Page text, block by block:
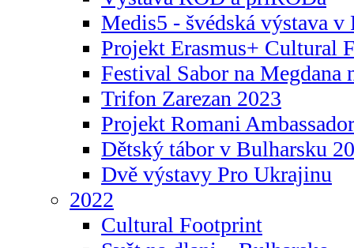
Medis5 - švédská výstava v
Projekt Erasmus+ Cultural
Festival Sabor na Megdana
Trifon Zarezan 2023
Projekt Romani
Dětský tábor v Bulharsku
Dvě výstavy Pro Ukrajinu
2022
Cultural Footprint